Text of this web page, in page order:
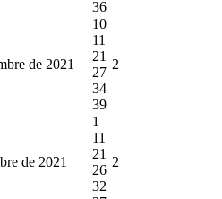
36
de 2021
10
11
21
27
34
39
2
de 2021
1
11
21
26
32
2